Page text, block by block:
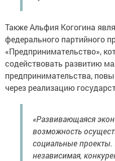
Также Альфия Когогина
федерального партийного
«Предпринимательство»,
содействовать развитию
предпринимательства,
через реализацию
«Развивающаяся
возможность
социальные проекты.
независимая,